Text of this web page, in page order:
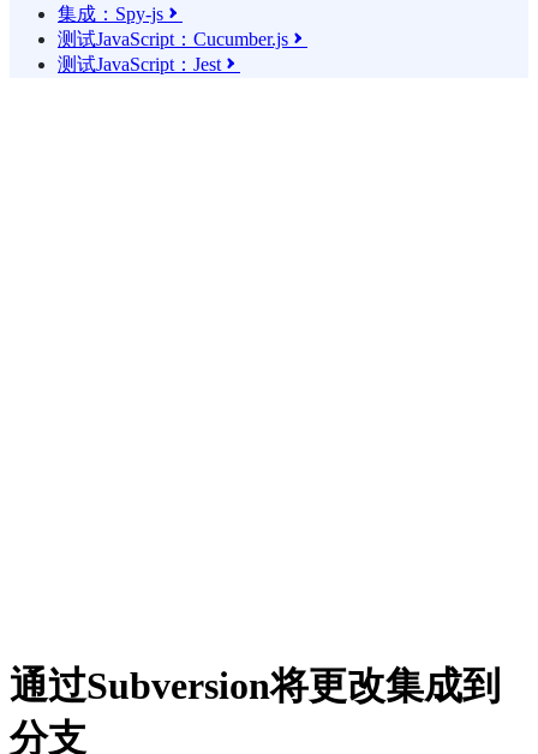
集成：Spy-js 
测试JavaScript：Cucumber.js 
测试JavaScript：Jest 
通过Subversion将更改集成到
分支